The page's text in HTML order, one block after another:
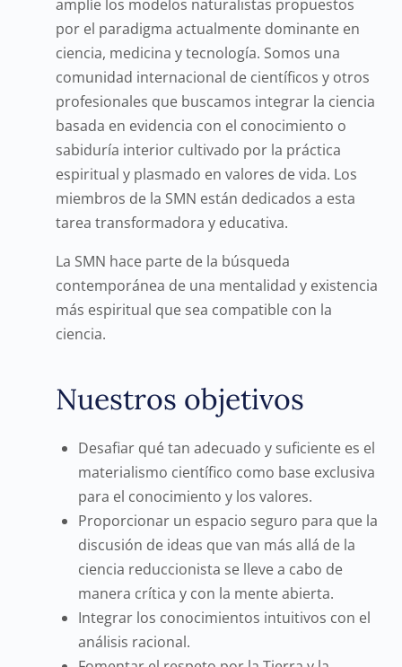
amplíe los modelos naturalistas propuestos
por el paradigma actualmente dominante en
ciencia, medicina y tecnología. Somos una
comunidad internacional de científicos y otros
profesionales que buscamos integrar la ciencia
basada en evidencia con el conocimiento o
sabiduría interior cultivado por la práctica
espiritual y plasmado en valores de vida. Los
miembros de la SMN están dedicados a esta
tarea transformadora y educativa.
La SMN hace parte de la búsqueda
contemporánea de una mentalidad y existencia
más espiritual que sea compatible con la
ciencia.
Nuestros objetivos
Desafiar qué tan adecuado y suficiente es el
materialismo científico como base exclusiva
para el conocimiento y los valores.
Proporcionar un espacio seguro para que la
discusión de ideas que van más allá de la
ciencia reduccionista se lleve a cabo de
manera crítica y con la mente abierta.
Integrar los conocimientos intuitivos con el
análisis racional.